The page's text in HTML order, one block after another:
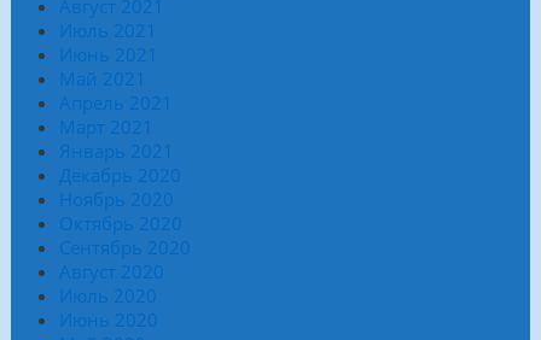
Август 2021
Июль 2021
Июнь 2021
Май 2021
Апрель 2021
Март 2021
Январь 2021
Декабрь 2020
Ноябрь 2020
Октябрь 2020
Сентябрь 2020
Август 2020
Июль 2020
Июнь 2020